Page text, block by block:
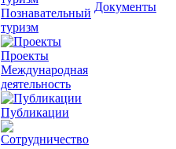
Познавательный
туризм
Проекты
Международная
деятельность
Публикации
Документы